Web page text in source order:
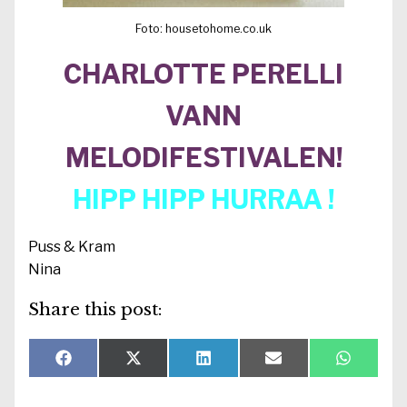
Foto: housetohome.co.uk
CHARLOTTE PERELLI
VANN
MELODIFESTIVALEN!
HIPP HIPP HURRAA !
Puss & Kram
Nina
Share this post:
Dela
på
F
a
Dela
på
X
(
Dela
på
L
i
Dela
på
E
-
Dela
på
W
h